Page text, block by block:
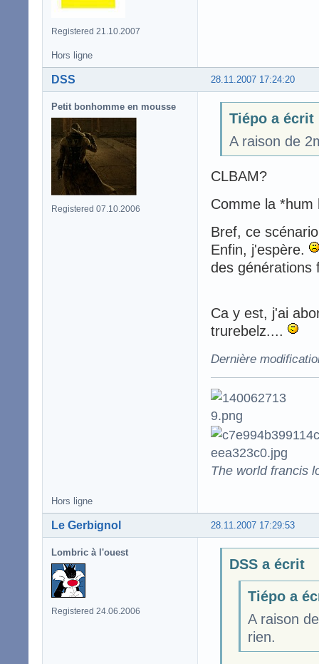
Registered 21.10.2007
Hors ligne
28.11.2007 17:24:20
DSS
Petit bonhomme en mousse
Registered 07.10.2006
Tiépo a écrit
A raison de
CLBAM?
Comme la
Bref, ce
Enfin, j'espère.
des générations
Ca y est, j'ai
trurebelz....
Dernière
The world francis
Hors ligne
28.11.2007 17:29:53
Le Gerbignol
Lombric à l'ouest
Registered 24.06.2006
DSS a écrit
Tiépo a
A raison
rien.